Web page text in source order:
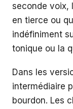
seconde voix,
en tierce ou
indéfiniment
tonique ou la
Dans les
intermédiaire
bourdon. Les